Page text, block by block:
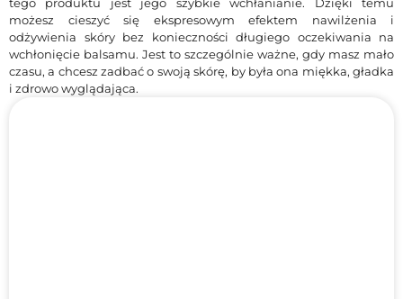
możesz cieszyć się ekspresowym efektem nawilżenia i
odżywienia skóry bez konieczności długiego oczekiwania na
wchłonięcie balsamu. Jest to szczególnie ważne, gdy masz mało
czasu, a chcesz zadbać o swoją skórę, by była ona miękka, gładka
i zdrowo wyglądająca.